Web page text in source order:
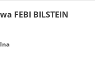
FEBI BILSTEIN